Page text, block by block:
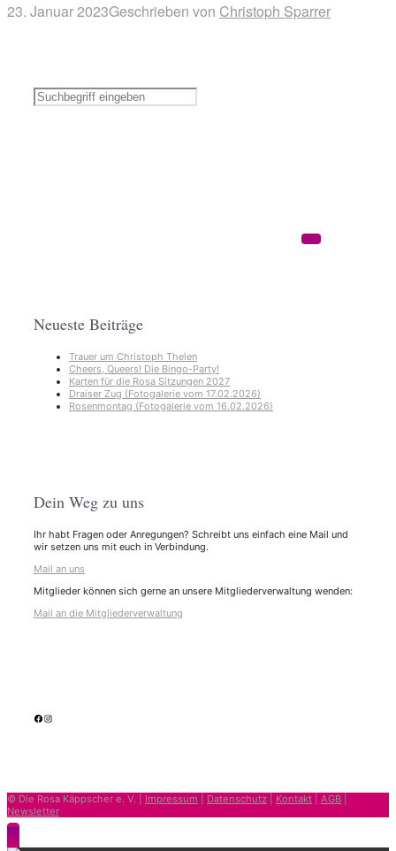
23. Januar 2023Geschrieben von Christoph Sparrer
Neueste Beiträge
Trauer um Christoph Thelen
Cheers, Queers! Die Bingo-Party!
Karten für die Rosa Sitzungen 2027
Draiser Zug (Fotogalerie vom 17.02.2026)
Rosenmontag (Fotogalerie vom 16.02.2026)
Dein Weg zu uns
Ihr habt Fragen oder Anregungen? Schreibt uns einfach eine Mail und
wir setzen uns mit euch in Verbindung.
Mail an uns
Mitglieder können sich gerne an unsere Mitgliederverwaltung wenden:
Mail an die Mitgliederverwaltung
facebook
Instagram
© Die Rosa Käppscher e. V. | Impressum Datenschutz Kontakt AGB
Newsletter